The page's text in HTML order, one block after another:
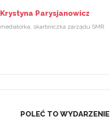
Krystyna Parysjanowicz
mediatorka, skarbniczka zarządu SMR
POLEĆ TO WYDARZENIE